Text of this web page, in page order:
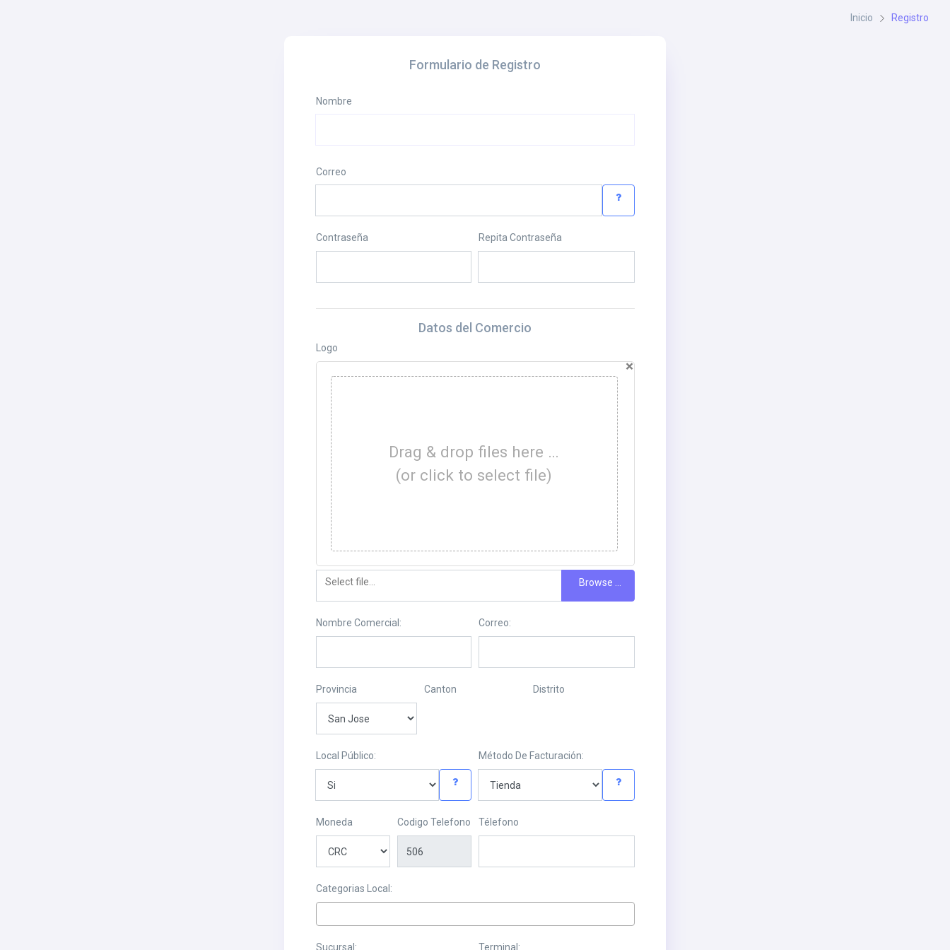
Inicio Registro
Formulario de Registro
Nombre
Correo
Contraseña Repita Contraseña
Datos del Comercio
Logo
×
Drag & drop files here …
(or click to select file)
Browse …
Nombre Comercial: Correo:
Provincia Canton Distrito
Local Público: Método De Facturación:
Moneda Codigo Telefono Télefono
Categorias Local:
Sucursal: Terminal: